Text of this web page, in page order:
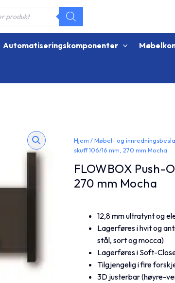
Automatiseringskomponenter
Hjem /Møbel- og
skuff 106/16 mm, 270 mm Mocha
FLOWBOX Push-
270 mm Mocha
12,8 mm ultratynt og
Lagerføres i hvit og
stål, sort og mocca)
Lagerføres i Soft-
Tilgjengelig i fire
3D justerbar (høyre-